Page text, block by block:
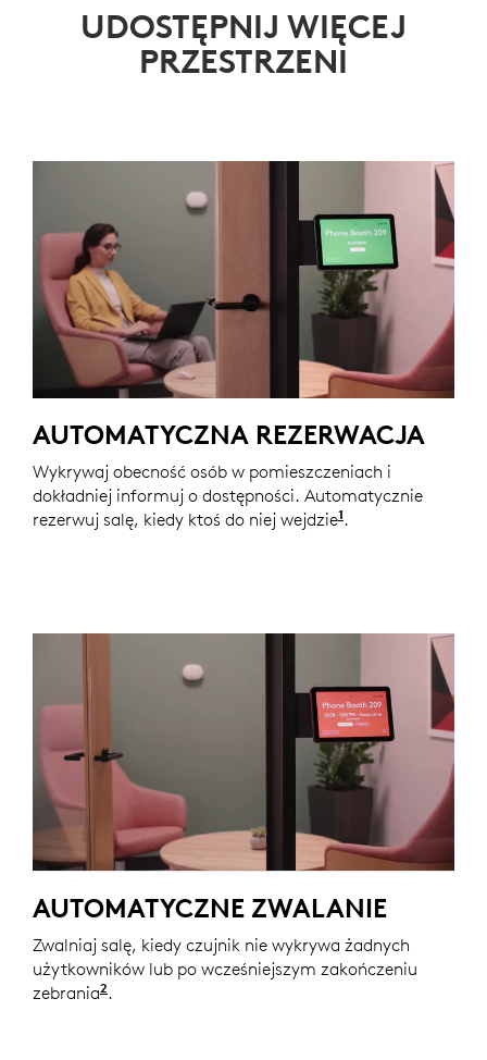
UDOSTĘPNIJ WIĘCEJ
PRZESTRZENI
AUTOMATYCZNA REZERWACJA
Wykrywaj obecność osób w pomieszczeniach i
dokładniej informuj o dostępności. Automatycznie
rezerwuj salę, kiedy ktoś do niej wejdzie1 Rozwiązania
.
AUTOMATYCZNE ZWALANIE
Zwalniaj salę, kiedy czujnik nie wykrywa żadnych
użytkowników lub po wcześniejszym zakończeniu
zebrania2 Rozwiązania automatyzacji za
.